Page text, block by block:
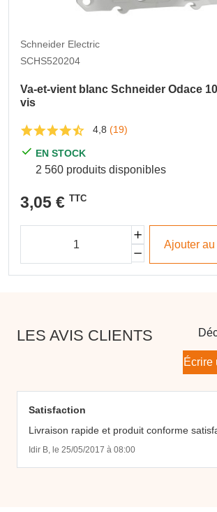
Schneider Electric
SCHS520204
Va-et-vient blanc Schneider Odace
vis
4,8 (19)
EN STOCK
2 560 produits disponibles
3,05 € TTC
Ajouter
LES AVIS CLIENTS
Écrire
Satisfaction
Livraison rapide et produit conforme
Idir B, le 25/05/2017 à 08:00